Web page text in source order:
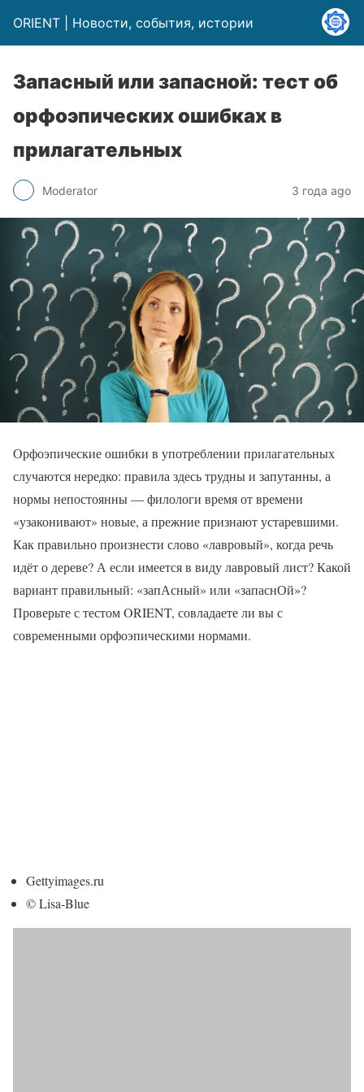
ORIENT | Новости, события, истории
Запасный или запасной: тест об
орфоэпических ошибках в
прилагательных
Moderator 3 года ago
Орфоэпические ошибки в употреблении прилагательных
случаются нередко: правила здесь трудны и запутанны, а
нормы непостоянны — филологи время от времени
«узаконивают» новые, а прежние признают устаревшими.
Как правильно произнести слово «лавровый», когда речь
идёт о дереве? А если имеется в виду лавровый лист? Какой
вариант правильный: «запАсный» или «запаснОй»?
Проверьте с тестом ORIENT, совладаете ли вы с
современными орфоэпическими нормами.
Gettyimages.ru
© Lisa-Blue